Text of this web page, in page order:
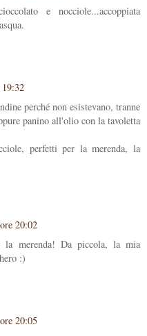
e nocciole...accoppiata
perché non esistevano, tranne
panino all'olio con la tavoletta
perfetti per la merenda, la
20:02
merenda! Da piccola, la mia
:)
20:05